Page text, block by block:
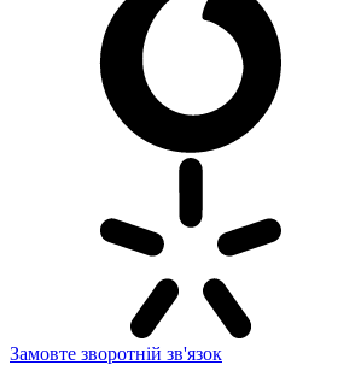
Замовте зворотній зв'язок